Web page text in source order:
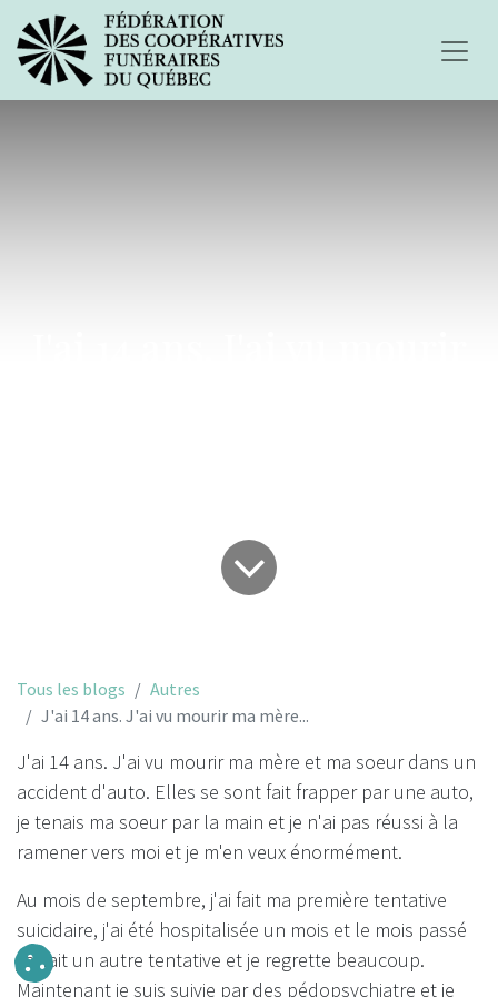
Tous les blogs
Autres
J'ai 14 ans. J'ai vu mourir ma mère...
J'ai 14 ans. J'ai vu mourir ma mère et ma soeur dans un
accident d'auto. Elles se sont fait frapper par une auto,
je tenais ma soeur par la main et je n'ai pas réussi à la
ramener vers moi et je m'en veux énormément.
Au mois de septembre, j'ai fait ma première tentative
suicidaire, j'ai été hospitalisée un mois et le mois passé
j'ai fait un autre tentative et je regrette beaucoup.
Maintenant je suis suivie par des pédopsychiatre et je